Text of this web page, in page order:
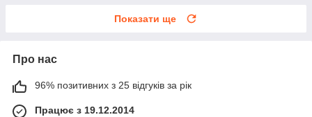
Показати ще
Про нас
96% позитивних з 25 відгуків за рік
Працює з 19.12.2014